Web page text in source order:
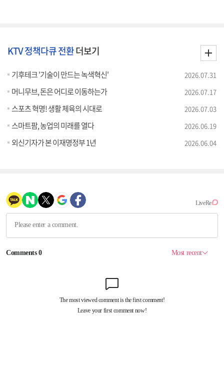
KTV 정책다큐 전환더보기
기후테크 '기술이 만드는 녹색혁신' 2026.07.31
머니무브, 돈은 어디로 이동하는가 2026.07.17
스포츠 혁명! 생활 체육의 시대로 2026.07.03
스마트팜, 농업의 미래를 열다 2026.06.19
외신기자가 본 이재명정부 1년 2026.06.04